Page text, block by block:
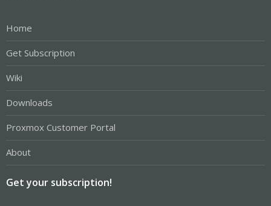
Home
Get Subscription
Wiki
Downloads
Proxmox Customer Portal
About
Get your subscription!